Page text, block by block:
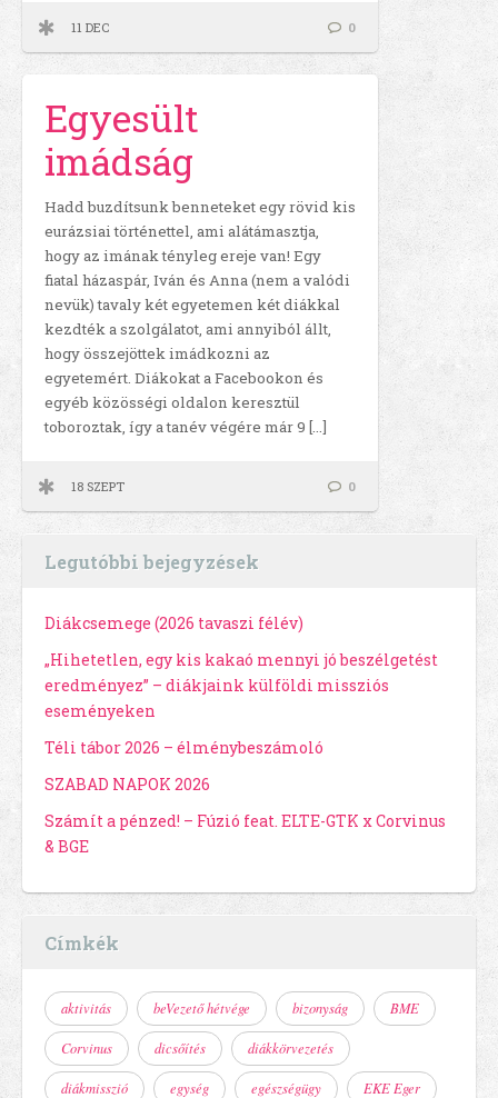
11 DEC 0
Egyesült
imádság
Hadd buzdítsunk benneteket egy rövid kis
eurázsiai történettel, ami alátámasztja,
hogy az imának tényleg ereje van! Egy
fiatal házaspár, Iván és Anna (nem a valódi
nevük) tavaly két egyetemen két diákkal
kezdték a szolgálatot, ami annyiból állt,
hogy összejöttek imádkozni az
egyetemért. Diákokat a Facebookon és
egyéb közösségi oldalon keresztül
toboroztak, így a tanév végére már 9 […]
18 SZEPT 0
Legutóbbi bejegyzések
Diákcsemege (2026 tavaszi félév)
„Hihetetlen, egy kis kakaó mennyi jó beszélgetést
eredményez” – diákjaink külföldi missziós
eseményeken
Téli tábor 2026 – élménybeszámoló
SZABAD NAPOK 2026
Számít a pénzed! – Fúzió feat. ELTE-GTK x Corvinus
& BGE
Címkék
aktivitás beVezető hétvége bizonyság BME
Corvinus dicsőítés diákkörvezetés
diákmisszió egység egészségügy EKE Eger